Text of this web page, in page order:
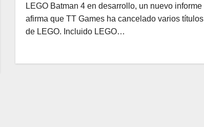
LEGO Batman 4 en desarrollo, un nuevo informe
afirma que TT Games ha cancelado varios títulos
de LEGO. Incluido LEGO…